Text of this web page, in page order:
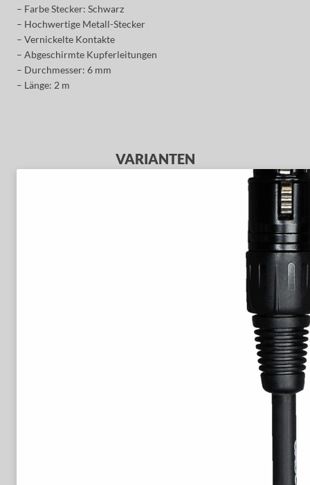
– Farbe Stecker: Schwarz
– Hochwertige Metall-Stecker
– Vernickelte Kontakte
– Abgeschirmte Kupferleitungen
– Durchmesser: 6 mm
– Länge: 2 m
VARIANTEN